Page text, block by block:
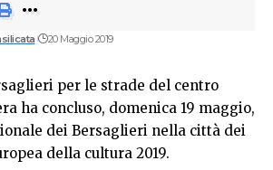
20 Maggio 2019
per le strade del centro
ha concluso, domenica 19 maggio,
dei Bersaglieri nella città dei
della cultura 2019.